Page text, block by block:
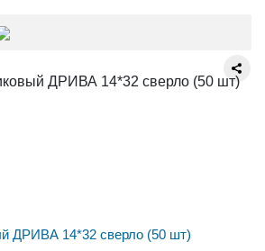
ДРИВА 14*32 сверло (50 шт)